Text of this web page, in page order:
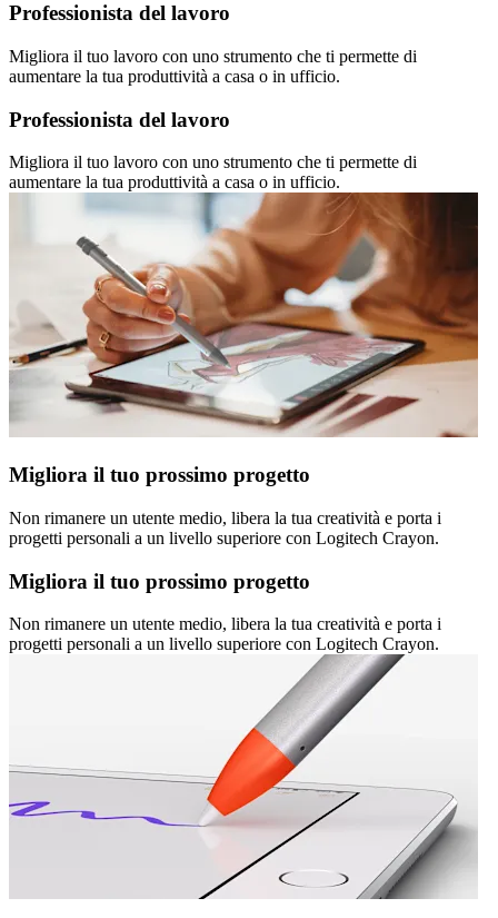
Professionista del lavoro
Migliora il tuo lavoro con uno strumento che ti permette di
aumentare la tua produttività a casa o in ufficio.
Professionista del lavoro
Migliora il tuo lavoro con uno strumento che ti permette di
aumentare la tua produttività a casa o in ufficio.
Migliora il tuo prossimo progetto
Non rimanere un utente medio, libera la tua creatività e porta i
progetti personali a un livello superiore con Logitech Crayon.
Migliora il tuo prossimo progetto
Non rimanere un utente medio, libera la tua creatività e porta i
progetti personali a un livello superiore con Logitech Crayon.